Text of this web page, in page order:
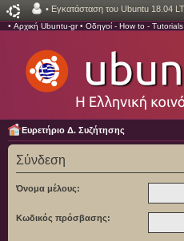
• Εγκατάσταση του Ubuntu 18.04
• Αρχική Ubuntu-gr• Οδηγοί - How to - Tutorials
Ευρετήριο Δ. Συζήτησης
Σύνδεση
Όνομα μέλους:
Κωδικός πρόσβασης: